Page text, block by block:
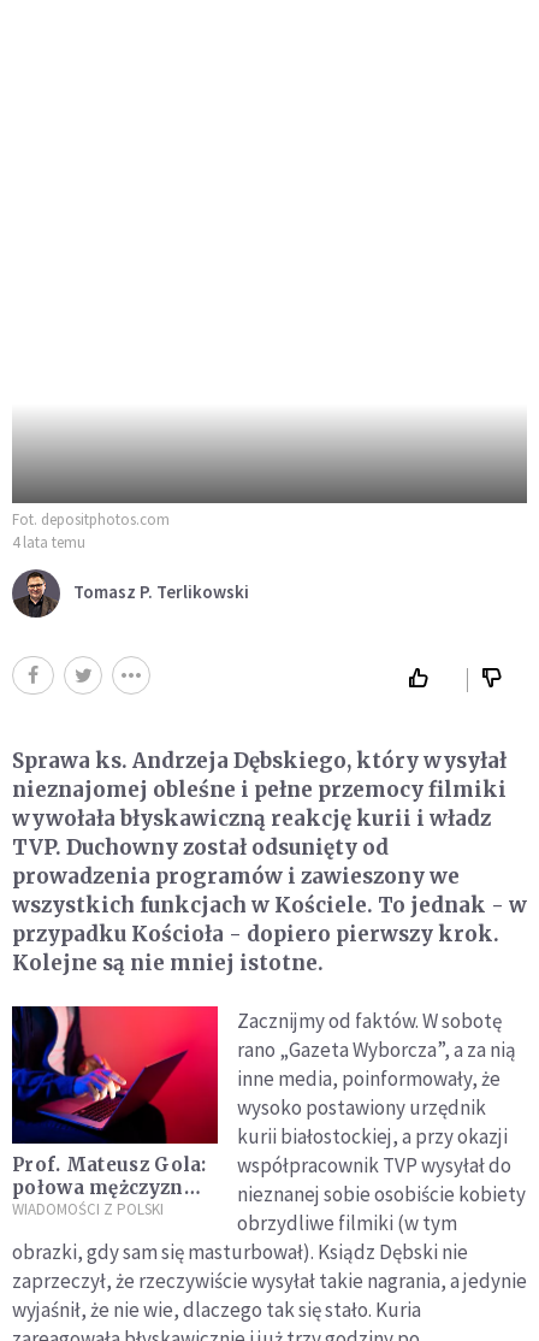
Fot. depositphotos.com
4 lata temu
Tomasz P. Terlikowski
Sprawa ks. Andrzeja Dębskiego, który wysyłał
nieznajomej obleśne i pełne przemocy filmiki
wywołała błyskawiczną reakcję kurii i władz
TVP. Duchowny został odsunięty od
prowadzenia programów i zawieszony we
wszystkich funkcjach w Kościele. To jednak - w
przypadku Kościoła - dopiero pierwszy krok.
Kolejne są nie mniej istotne.
Prof. Mateusz Gola:
połowa mężczyzn
regularnie korzysta
norma czy
patologia?
WIADOMOŚCI Z POLSKI
Zacznijmy od faktów. W sobotę
rano „Gazeta Wyborcza”, a za nią
inne media, poinformowały, że
wysoko postawiony urzędnik
kurii białostockiej, a przy okazji
współpracownik TVP wysyłał do
nieznanej sobie osobiście kobiety
obrzydliwe filmiki (w tym
obrazki, gdy sam się masturbował). Ksiądz Dębski nie
zaprzeczył, że rzeczywiście wysyłał takie nagrania, a jedynie
wyjaśnił, że nie wie, dlaczego tak się stało. Kuria